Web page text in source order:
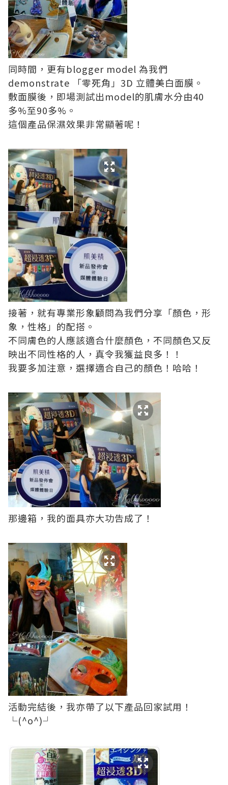
同時間，更有blogger model 為我們
demonstrate 「零死角」3D 立體美白面膜。
敷面膜後，即場測試出model的肌膚水分由40
多%至90多%。
這個產品保濕效果非常顯著呢！
接著，就有專業形象顧問為我們分享「顏色，形
象，性格」的配搭。
不同膚色的人應該適合什麼顏色，不同顏色又反
映出不同性格的人，真令我獲益良多！！
我要多加注意，選擇適合自己的顏色！哈哈！
那邊箱，我的面具亦大功告成了！
活動完結後，我亦帶了以下產品回家試用！
└(^o^)┘